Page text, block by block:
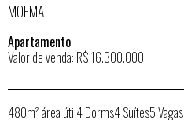
MOEMA
Apartamento
Valor de venda: R$ 16.300.000
480m² área útil4 Dorms4 Suítes5 Vagas